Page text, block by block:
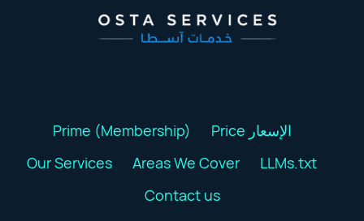
Prime (Membership)
Price الإسعار
Our Services
Areas We Cover
LLMs.txt
Contact us